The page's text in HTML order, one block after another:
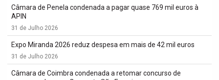
Câmara de Penela condenada a pagar quase 769 mil euros à
APIN
31 de Julho 2026
Expo Miranda 2026 reduz despesa em mais de 42 mil euros
31 de Julho 2026
Câmara de Coimbra condenada a retomar concurso de